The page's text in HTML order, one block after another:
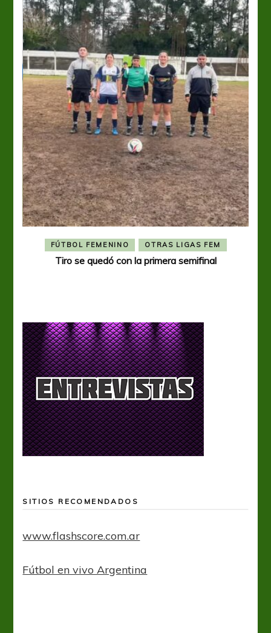
FÚTBOL FEMENINO OTRAS LIGAS FEM
Tiro se quedó con la primera semifinal
SITIOS RECOMENDADOS
www.flashscore.com.ar
Fútbol en vivo Argentina